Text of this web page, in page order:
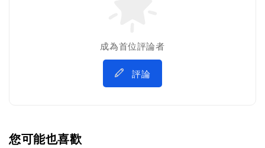
成為首位評論者
評論
您可能也喜歡